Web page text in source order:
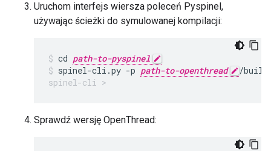
Uruchom interfejs wiersza poleceń Pyspinel,
używając ścieżki do symulowanej kompilacji:
cd path-to-pyspinel
spinel-cli.py -p path-to-openthread /build/
Sprawdź wersję OpenThread: